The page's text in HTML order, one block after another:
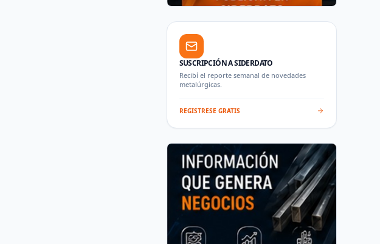
SUSCRIPCIÓN A SIDERDATO
Recibí el reporte semanal de novedades
metalúrgicas.
REGISTRESE GRATIS